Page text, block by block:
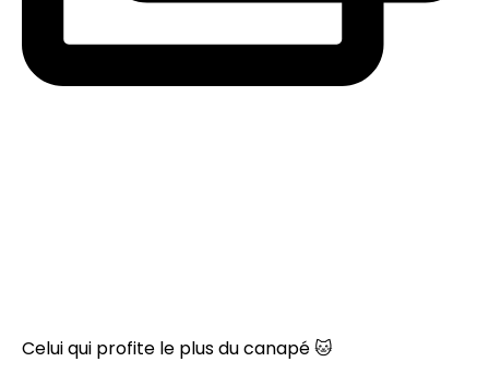
Celui qui profite le plus du canapé 🐱